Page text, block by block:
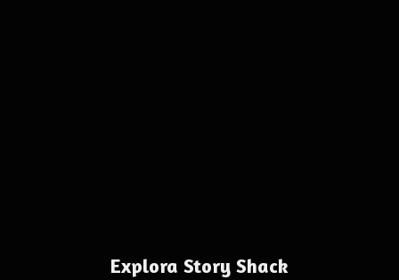
Explora Story Shack